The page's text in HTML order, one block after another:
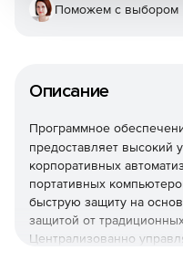
Описание
Программное
предоставляет высокий
корпоративных
портативных
быструю защиту на
защитой от
Централизованно
Поможем с выбором